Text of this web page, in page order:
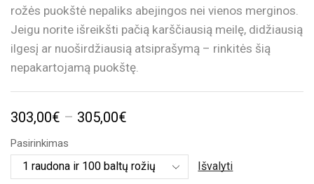
rožės puokštė nepaliks abejingos nei vienos merginos.
Jeigu norite išreikšti pačią karščiausią meilę, didžiausią
ilgesį ar nuoširdžiausią atsiprašymą – rinkitės šią
nepakartojamą puokštę.
303,00€ – 305,00€
303,00€
Pasirinkimas
Išvalyti